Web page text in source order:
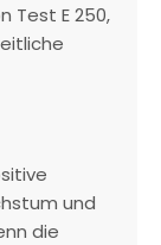
Test E 250,
und
die